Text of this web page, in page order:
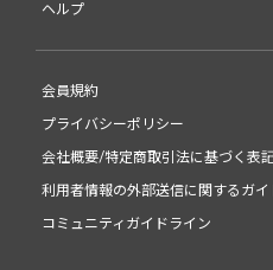
ヘルプ
会員規約
プライバシーポリシー
会社概要/特定商取引法に基づく表
利用者情報の外部送信に関するガイ
コミュニティガイドライン